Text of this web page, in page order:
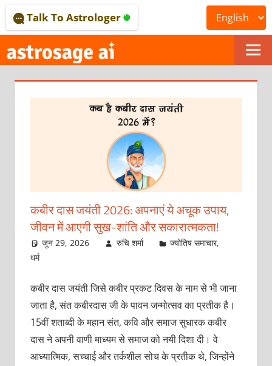
to
content
ONLINE
ASTROLOGICAL
JOURNAL
–
ASTROSAGE
MAGAZINE
Talk To Astrologer
कबीर दास जयंती 2026: अपनाएं ये अचूक उपाय,
जीवन में आएगी सुख-शांति और सकारात्मकता!
जून 29, 2026 रुचि शर्मा ज्योतिष समाचार,
धर्म
कबीर दास जयंती जिसे कबीर प्रकट दिवस के नाम से भी जाना
जाता है, संत कबीरदास जी के पावन जन्मोत्सव का प्रतीक है।
15वीं शताब्दी के महान संत, कवि और समाज सुधारक कबीर
दास ने अपनी वाणी माध्यम से समाज को नयी दिशा दी। वे
आध्यात्मिक, सच्चाई और तर्कशील सोच के प्रतीक थे, जिन्होंने